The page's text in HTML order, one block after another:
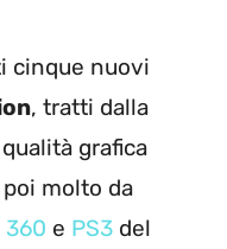
cinque nuovi
, tratti dalla
grafica
molto da
360 e PS3 del